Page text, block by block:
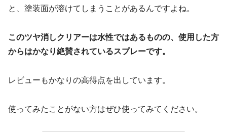
と、塗装面が溶けてしまうことがあるんですよね。
このツヤ消しクリアーは水性ではあるものの、使用した方
からはかなり絶賛されているスプレーです。
レビューもかなりの高得点を出しています。
使ってみたことがない方はぜひ使ってみてください。